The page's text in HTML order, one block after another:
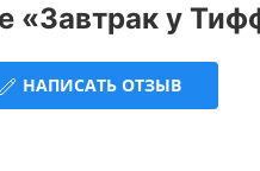
«Завтрак у
НАПИСАТЬ ОТЗЫВ